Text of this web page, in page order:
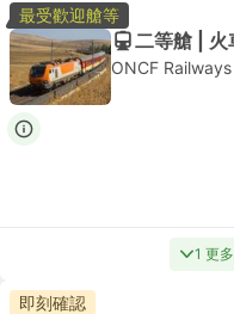
最受歡迎艙等
二等艙 |
ONCF Railways
1 更
即刻確認